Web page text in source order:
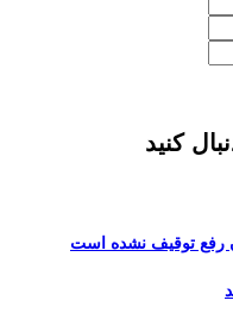
کنید
رفع توقیف نشده است